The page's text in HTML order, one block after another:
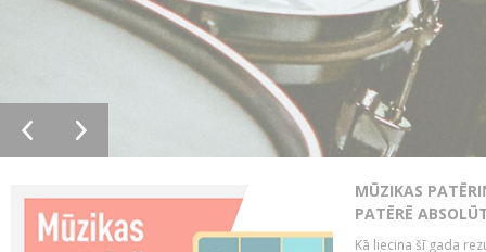
MŪZIKAS
PATĒRĒ
Kā liecina šī gada